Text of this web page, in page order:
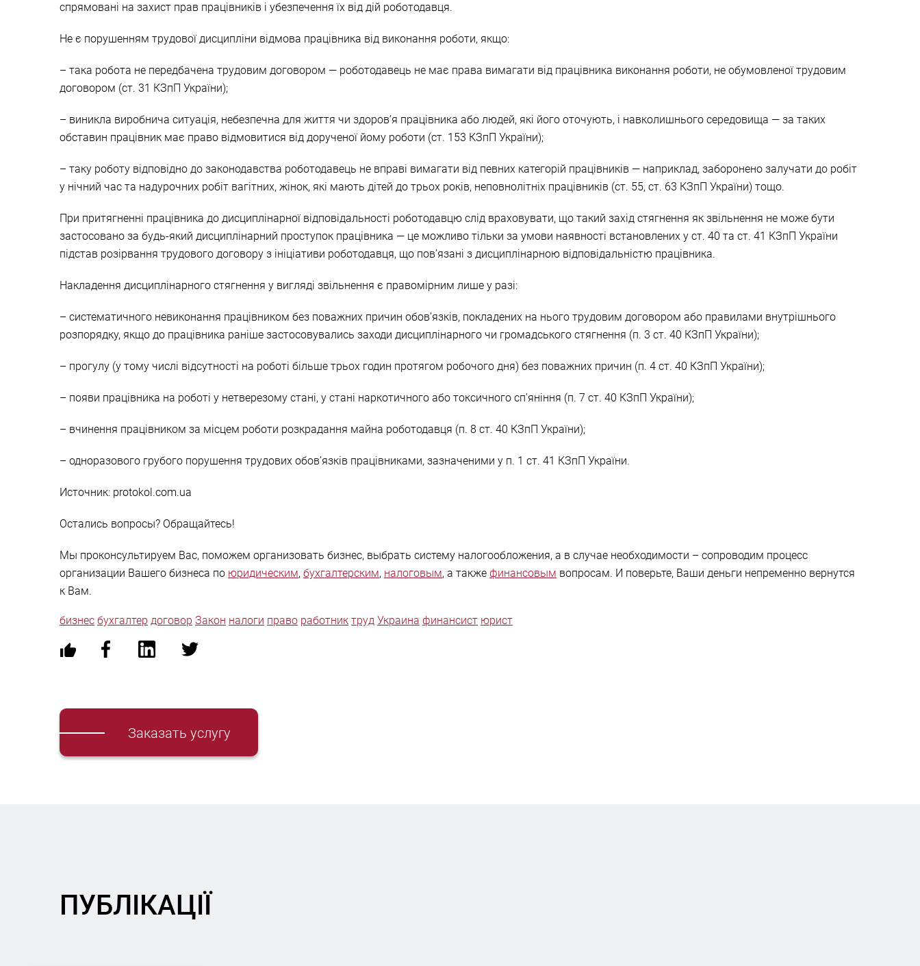
спрямовані на захист прав працівників і убезпечення їх від дій роботодавця.
Не є порушенням трудової дисципліни відмова працівника від виконання роботи, якщо:
– така робота не передбачена трудовим договором — роботодавець не має права вимагати від працівника виконання роботи, не обумовленої трудовим
договором (ст. 31 КЗпП України);
– виникла виробнича ситуація, небезпечна для життя чи здоров’я працівника або людей, які його оточують, і навколишнього середовища — за таких
обставин працівник має право відмовитися від дорученої йому роботи (ст. 153 КЗпП України);
– таку роботу відповідно до законодавства роботодавець не вправі вимагати від певних категорій працівників — наприклад, заборонено залучати до робіт
у нічний час та надурочних робіт вагітних, жінок, які мають дітей до трьох років, неповнолітніх працівників (ст. 55, ст. 63 КЗпП України) тощо.
При притягненні працівника до дисциплінарної відповідальності роботодавцю слід враховувати, що такий захід стягнення як звільнення не може бути
застосовано за будь-який дисциплінарний проступок працівника — це можливо тільки за умови наявності встановлених у ст. 40 та ст. 41 КЗпП України
підстав розірвання трудового договору з ініціативи роботодавця, що пов’язані з дисциплінарною відповідальністю працівника.
Накладення дисциплінарного стягнення у вигляді звільнення є правомірним лише у разі:
– систематичного невиконання працівником без поважних причин обов’язків, покладених на нього трудовим договором або правилами внутрішнього
розпорядку, якщо до працівника раніше застосовувались заходи дисциплінарного чи громадського стягнення (п. 3 ст. 40 КЗпП України);
– прогулу (у тому числі відсутності на роботі більше трьох годин протягом робочого дня) без поважних причин (п. 4 ст. 40 КЗпП України);
– появи працівника на роботі у нетверезому стані, у стані наркотичного або токсичного сп’яніння (п. 7 ст. 40 КЗпП України);
– вчинення працівником за місцем роботи розкрадання майна роботодавця (п. 8 ст. 40 КЗпП України);
– одноразового грубого порушення трудових обов’язків працівниками, зазначеними у п. 1 ст. 41 КЗпП України.
Источник: protokol.com.ua
Остались вопросы? Обращайтесь!
Мы проконсультируем Вас, поможем организовать бизнес, выбрать систему налогообложения, а в случае необходимости – сопроводим процесс
организации Вашего бизнеса по юридическим, бухгалтерским, налоговым, а также финансовым вопросам. И поверьте, Ваши деньги непременно вернутся
к Вам.
бизнес бухгалтер договор Закон налоги право работник труд Украина финансист юрист
Заказать услугу
ПУБЛІКАЦІЇ